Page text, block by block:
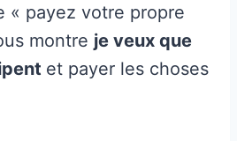
« payez votre propre
montre je veux que
et payer les choses